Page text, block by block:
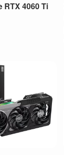
RTX 4060 Ti